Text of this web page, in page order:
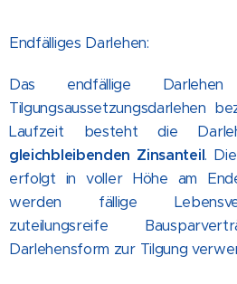
Endfälliges Darlehen:
Das endfällige
Tilgungsaussetzungsdarlehen
Laufzeit besteht die
gleichbleibenden Zinsanteil.
erfolgt in voller Höhe am
werden fällige
zuteilungsreife
Darlehensform zur Tilgung